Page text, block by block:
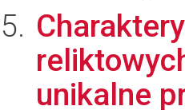
unikalne